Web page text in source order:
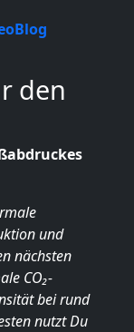
Blog
den
und
nächsten
CO₂-
bei rund
nutzt Du